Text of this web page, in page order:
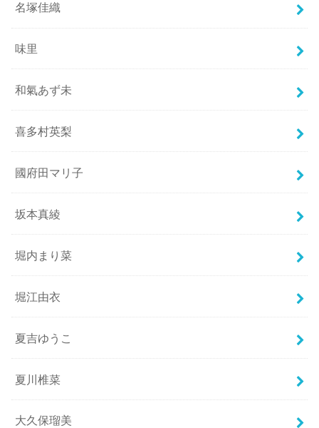
名塚佳織
味里
和氣あず未
喜多村英梨
國府田マリ子
坂本真綾
堀内まり菜
堀江由衣
夏吉ゆうこ
夏川椎菜
大久保瑠美